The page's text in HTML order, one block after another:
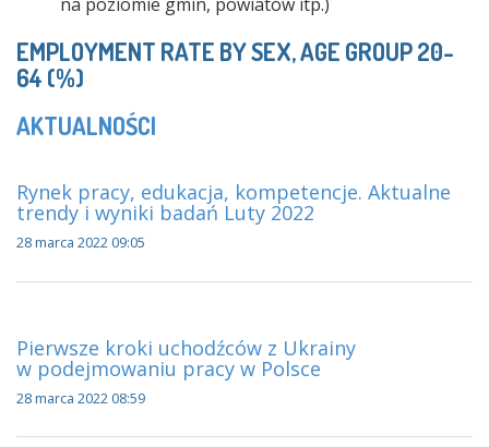
EMPLOYMENT RATE BY SEX, AGE GROUP 20-
64 (%)
AKTUALNOŚCI
Rynek pracy, edukacja, kompetencje. Aktualne
trendy i wyniki badań Luty 2022
28 marca 2022 09:05
Pierwsze kroki uchodźców z Ukrainy
w podejmowaniu pracy w Polsce
28 marca 2022 08:59